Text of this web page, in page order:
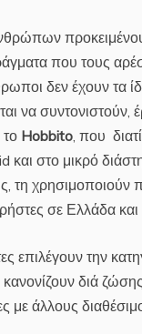
που τους
δεν έχουν τα
να συντονιστούν,
Hobbito , που
και στο μικρό
τη χρησιμοποιούν
σε Ελλάδα
επιλέγουν την
κανονίζουν διά
με άλλους